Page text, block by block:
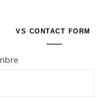
VS CONTACT FORM